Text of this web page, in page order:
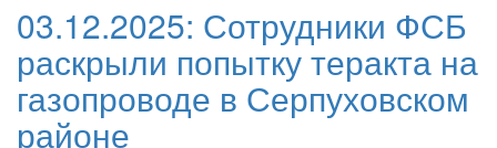
03.12.2025: Сотрудники ФСБ
раскрыли попытку теракта на
газопроводе в Серпуховском
районе